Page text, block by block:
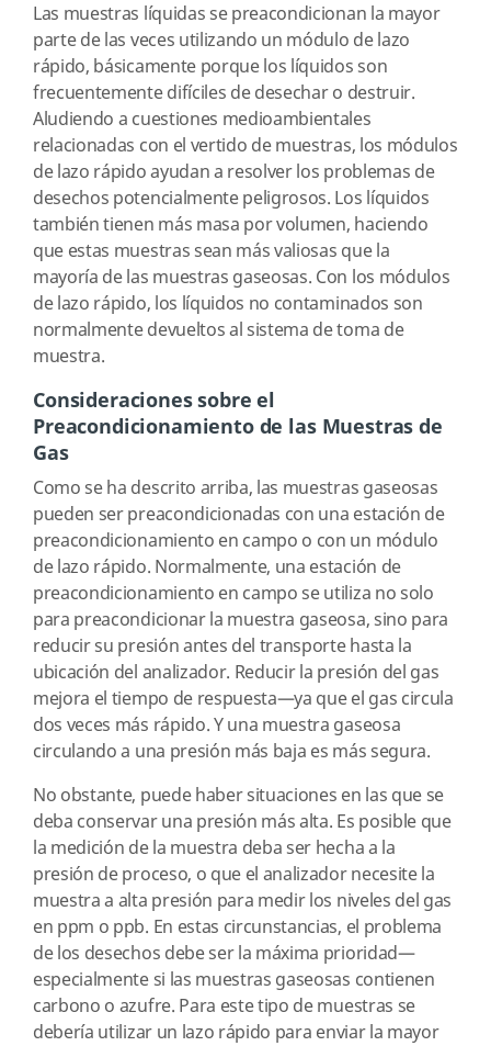
Las muestras líquidas se preacondicionan la mayor
parte de las veces utilizando un módulo de lazo
rápido, básicamente porque los líquidos son
frecuentemente difíciles de desechar o destruir.
Aludiendo a cuestiones medioambientales
relacionadas con el vertido de muestras, los módulos
de lazo rápido ayudan a resolver los problemas de
desechos potencialmente peligrosos. Los líquidos
también tienen más masa por volumen, haciendo
que estas muestras sean más valiosas que la
mayoría de las muestras gaseosas. Con los módulos
de lazo rápido, los líquidos no contaminados son
normalmente devueltos al sistema de toma de
muestra.
Consideraciones sobre el
Preacondicionamiento de las Muestras de
Gas
Como se ha descrito arriba, las muestras gaseosas
pueden ser preacondicionadas con una estación de
preacondicionamiento en campo o con un módulo
de lazo rápido. Normalmente, una estación de
preacondicionamiento en campo se utiliza no solo
para preacondicionar la muestra gaseosa, sino para
reducir su presión antes del transporte hasta la
ubicación del analizador. Reducir la presión del gas
mejora el tiempo de respuesta—ya que el gas circula
dos veces más rápido. Y una muestra gaseosa
circulando a una presión más baja es más segura.
No obstante, puede haber situaciones en las que se
deba conservar una presión más alta. Es posible que
la medición de la muestra deba ser hecha a la
presión de proceso, o que el analizador necesite la
muestra a alta presión para medir los niveles del gas
en ppm o ppb. En estas circunstancias, el problema
de los desechos debe ser la máxima prioridad—
especialmente si las muestras gaseosas contienen
carbono o azufre. Para este tipo de muestras se
debería utilizar un lazo rápido para enviar la mayor